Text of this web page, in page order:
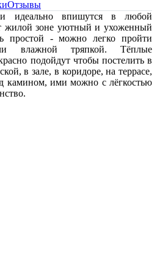
Отзывы
идеально впишутся в любой
жилой зоне уютный и ухоженный
простой - можно легко пройти
влажной тряпкой. Тёплые
подойдут чтобы постелить в
в зале, в коридоре, на террасе,
камином, ими можно с лёгкостью